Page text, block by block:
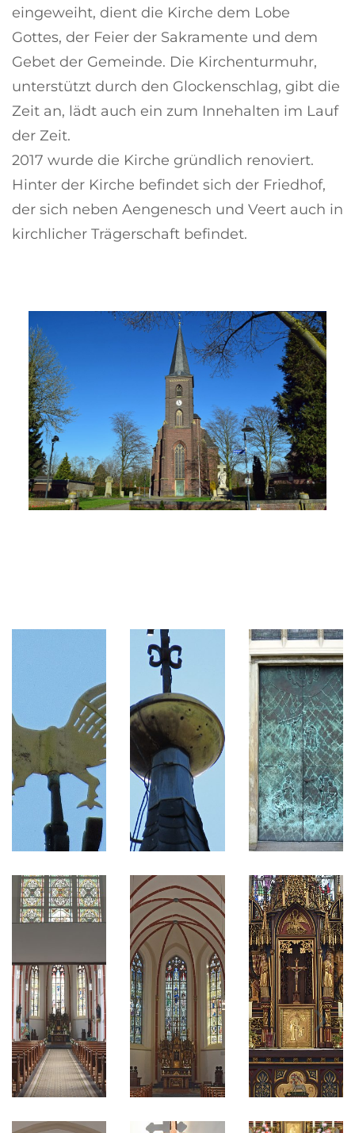
eingeweiht, dient die Kirche dem Lobe
Gottes, der Feier der Sakramente und dem
Gebet der Gemeinde. Die Kirchenturmuhr,
unterstützt durch den Glockenschlag, gibt die
Zeit an, lädt auch ein zum Innehalten im Lauf
der Zeit.
2017 wurde die Kirche gründlich renoviert.
Hinter der Kirche befindet sich der Friedhof,
der sich neben Aengenesch und Veert auch in
kirchlicher Trägerschaft befindet.